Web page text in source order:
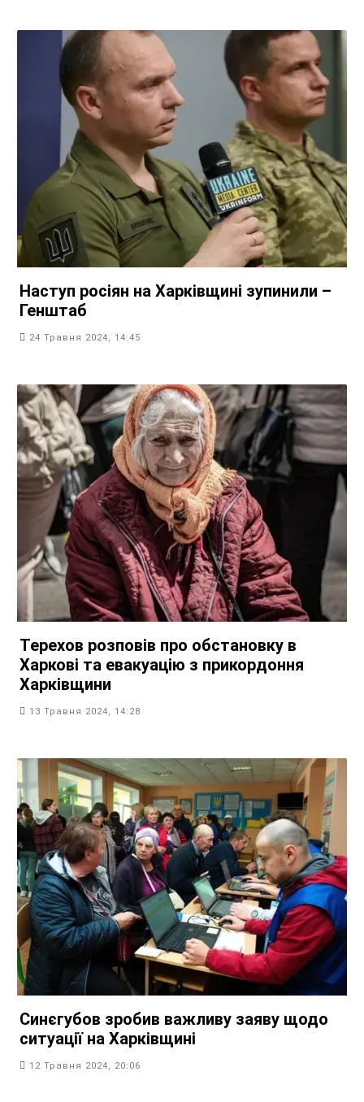
Наступ росіян на Харківщині зупинили –
Генштаб
24 Травня 2024, 14:45
Терехов розповів про обстановку в
Харкові та евакуацію з прикордоння
Харківщини
13 Травня 2024, 14:28
Синєгубов зробив важливу заяву щодо
ситуації на Харківщині
12 Травня 2024, 20:06